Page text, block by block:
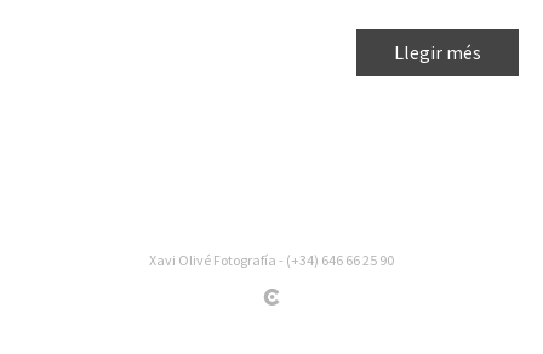
Llegir més
Xavi Olivé Fotografía - (+34) 646 66 25 90